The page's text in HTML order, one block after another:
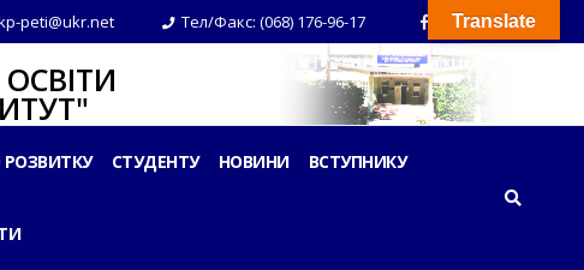
peti@ukr.net Тел/Факс: (068) 176-96-17
РОЗВИТКУ СТУДЕНТУ НОВИНИ ВСТУПНИКУ
Translate